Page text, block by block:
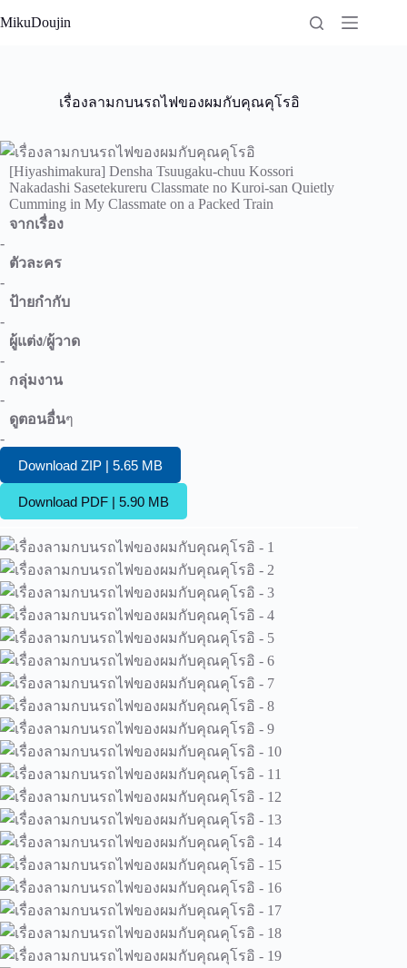
to
MikuDoujin
เรื่องลามกบนรถไฟของผมกับคุณคุโรอิ
[Hiyashimakura] Densha Tsuugaku-chuu Kossori
Nakadashi Sasetekureru Classmate no Kuroi-san Quietly
Cumming in My Classmate on a Packed Train
จากเรื่อง
-
ตัวละคร
-
ป้ายกำกับ
-
ผู้แต่ง/ผู้วาด
-
กลุ่มงาน
-
ดูตอนอื่นๆ
-
Download ZIP | 5.65 MB
Download PDF | 5.90 MB